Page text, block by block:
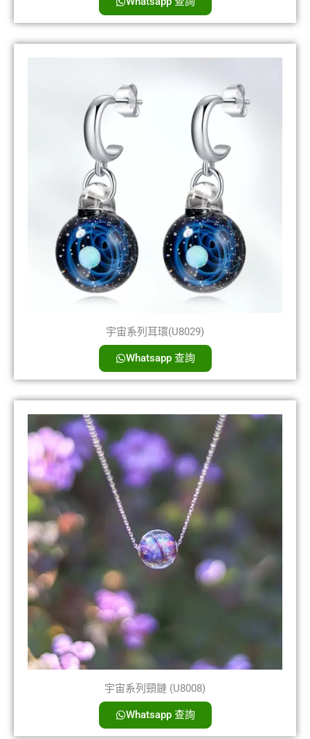
宇宙系列耳環(U8029)
Whatsapp 查詢
宇宙系列頸鏈 (U8008)
Whatsapp 查詢